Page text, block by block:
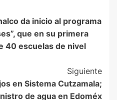
da inicio al programa
que en su primera
40 escuelas de nivel
Siguiente
en Sistema Cutzamala;
de agua en Edoméx